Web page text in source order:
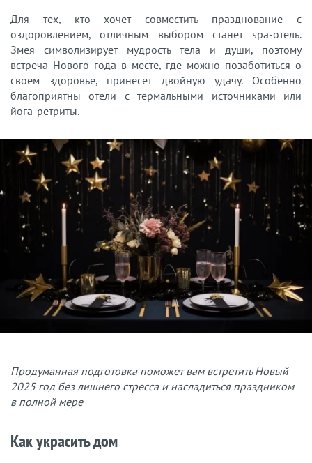
Для тех, кто хочет совместить празднование с
оздоровлением, отличным выбором станет spa-отель.
Змея символизирует мудрость тела и души, поэтому
встреча Нового года в месте, где можно позаботиться о
своем здоровье, принесет двойную удачу. Особенно
благоприятны отели с термальными источниками или
йога-ретриты.
Продуманная подготовка поможет вам встретить Новый
2025 год без лишнего стресса и насладиться праздником
в полной мере
Как украсить дом